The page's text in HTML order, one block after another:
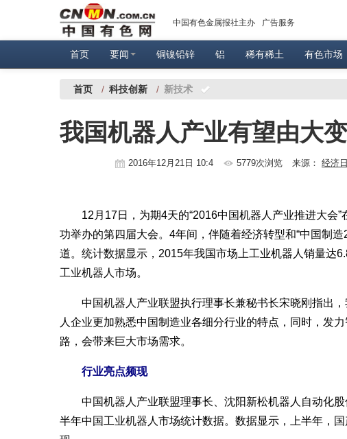
中国有色金属报社主办 广告服务
首页 要闻 铜镍铅锌 铝 稀有稀土 有色市场
首页 / 科技创新 / 新技术
我国机器人产业有望由大
2016年12月21日 10:4 5779次浏览 来源： 经济
12月17日，为期4天的“2016中国机器人产业推进大会”
功举办的第四届大会。4年间，伴随着经济转型和“中国制
道。统计数据显示，2015年我国市场上工业机器人销量达
工业机器人市场。
中国机器人产业联盟执行理事长兼秘书长宋晓刚指出，
人企业更加熟悉中国制造业各细分行业的特点，同时，发
路，会带来巨大市场需求。
行业亮点频现
中国机器人产业联盟理事长、沈阳新松机器人自动化股
半年中国工业机器人市场统计数据。数据显示，上半年，